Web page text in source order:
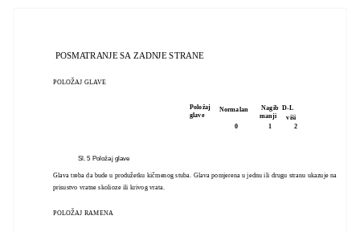
POSMATRANJE SA ZADNJE STRANE
POLOŽAJ GLAVE
Položaj
glave
Normalan
Nagib D-L
manji
viši
0 1 2
Glava treba da bude u produžetku kičmenog stuba. Glava pomjerena u jednu ili drugu stranu ukazuje na
prisustvo vratne skolioze ili krivog vrata.
POLOŽAJ RAMENA
Sl. 5 Položaj glave